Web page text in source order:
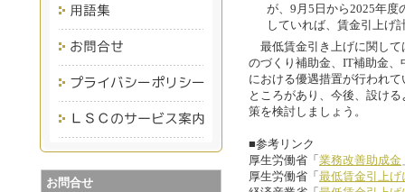
が、9月5日から2025年度
していれば、賃金引上
最低賃金引き上げに関して
のづくり補助金、IT補助金
における優遇措置が行われ
ところがあり、今後、設け
策を検討しましょう。
■参考リンク
厚生労働省「 業務改善助成金
厚生労働省「 最低賃金引上
お問合せ